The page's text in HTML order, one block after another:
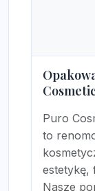
Puro
to
estetykę,
Nasze